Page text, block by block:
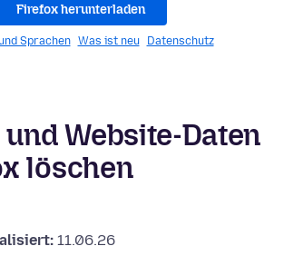
Firefox herunterladen
Sprachen Was ist neu Datenschutz
Website-Daten
löschen
11.06.26